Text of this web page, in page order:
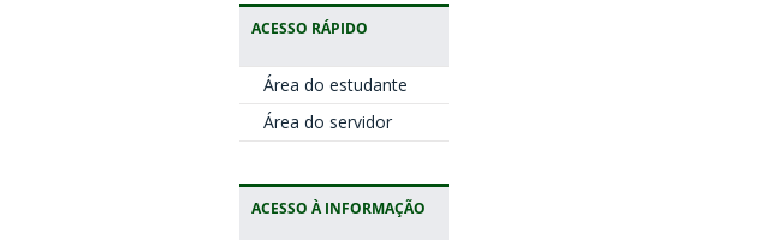
ACESSO RÁPIDO
Área do estudante
Área do servidor
ACESSO À INFORMAÇÃO